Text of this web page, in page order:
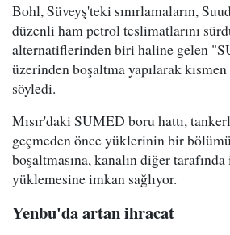
Bohl, Süveyş'teki sınırlamaların,
düzenli ham petrol teslimatlarını
alternatiflerinden biri haline gelen
üzerinden boşaltma yapılarak
söyledi.
Mısır'daki SUMED boru hattı,
geçmeden önce yüklerinin bir
boşaltmasına, kanalın diğer
yüklemesine imkan sağlıyor.
Yenbu'da artan ihracat